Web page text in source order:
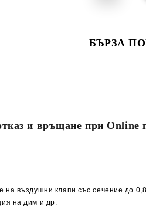
БЪРЗА
Съгласен
и връщане при Online
въздушни клапи със сечение до
на дим и др.